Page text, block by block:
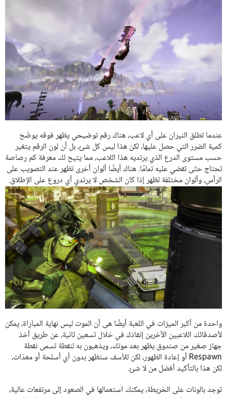
عندما تطلق النيران على أي لاعب، هناك رقم توضيحي يظهر فوقه يوضّح
كمية الضرر التي حصل عليها، لكن هذا ليس كل شئ، بل أن لون الرقم يتغير
حسب مستوى الدرع الذي يرتديه هذا اللاعب، مما يتيح لك معرفة كم رصاصة
تحتاج حتّى تقضي عليه تمامًا. هناك أيضًا ألوان أخرى تظهر عند التصويب على
الرأس، وألوان مختلفة تظهر إذا كان الشخص لا يرتدي أي دروع على الإطلاق.
واحدة من أكبر الميزات في اللعبة أيضًا هى أن الموت ليس نهاية المباراة، يمكن
لأصدقائك اللاعبين الآخرين إنقاذك في خلال تسعين ثانية، عن طريق أخذ
جهاز صغير من صندوق يظهر بعد موتك، ويذهبون به لنقطة تسمى نقطة
Respawn أو إعادة الظهور، لكن للأسف ستظهر بدون أي أسلحة أو معدّات،
لكن هذا بالتأكيد أفضل من لا شئ.
توجد بالونات على الخريطة، يمكنك استعمالها في الصعود إلى مرتفعات عالية،